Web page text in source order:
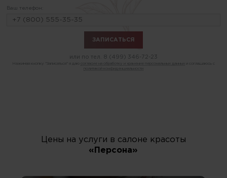
Ваш телефон:
или по тел. 8 (499) 346-72-23
Нажимая кнопку "Записаться" я даю согласие на обработку и хранение персональных данных
политикой конфиденциальности
Цены на услуги в салоне красоты
«Персона»